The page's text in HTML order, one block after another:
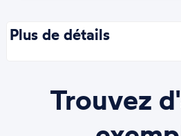
Plus de détails
Trouvez